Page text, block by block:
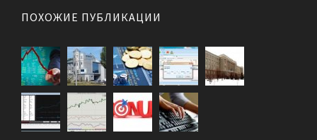
ПОХОЖИЕ ПУБЛИКАЦИИ